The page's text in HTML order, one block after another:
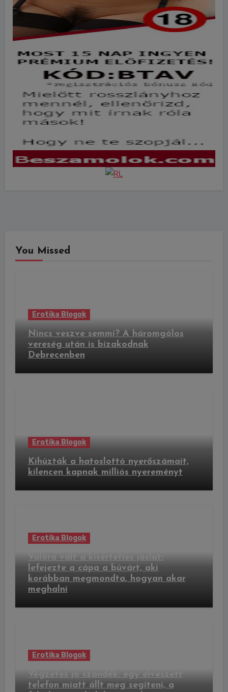
You Missed
Erotika Blogok
Nincs veszve semmi? A háromgólos
vereség után is bizakodnak
Debrecenben
Erotika Blogok
Kihúzták a hatoslottó nyerőszámait,
kilencen kapnak milliós nyereményt
Erotika Blogok
Valóra vált a kísérteties jóslat:
lefejezte a cápa a búvárt, aki
korábban megmondta, hogyan akar
meghalni
Erotika Blogok
Végzetes jó szándék: egy elveszett
telefon miatt állt meg segíteni, a